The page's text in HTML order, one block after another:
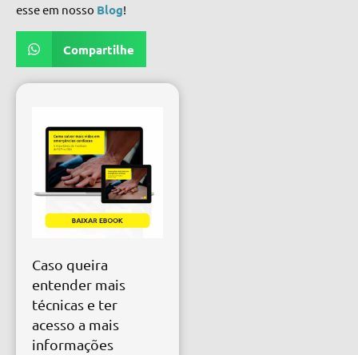
esse em nosso Blog!
Compartilhe
Caso queira
entender mais
técnicas e ter
acesso a mais
informações